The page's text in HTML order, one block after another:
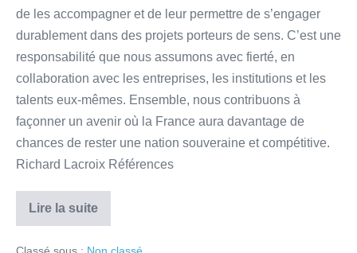
de les accompagner et de leur permettre de s’engager
durablement dans des projets porteurs de sens. C’est une
responsabilité que nous assumons avec fierté, en
collaboration avec les entreprises, les institutions et les
talents eux-mêmes. Ensemble, nous contribuons à
façonner un avenir où la France aura davantage de
chances de rester une nation souveraine et compétitive.
Richard Lacroix Références
Lire la suite
Classé sous : Non classé